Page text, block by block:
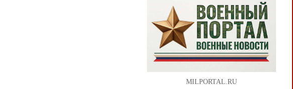
MILPORTAL.RU